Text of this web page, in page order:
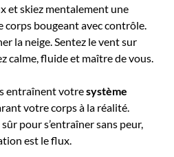
et skiez mentalement une
corps bougeant avec contrôle.
la neige. Sentez le vent sur
calme, fluide et maître de vous.
entraînent votresystème
votre corps à la réalité.
pour s’entraîner sans peur,
est le flux.